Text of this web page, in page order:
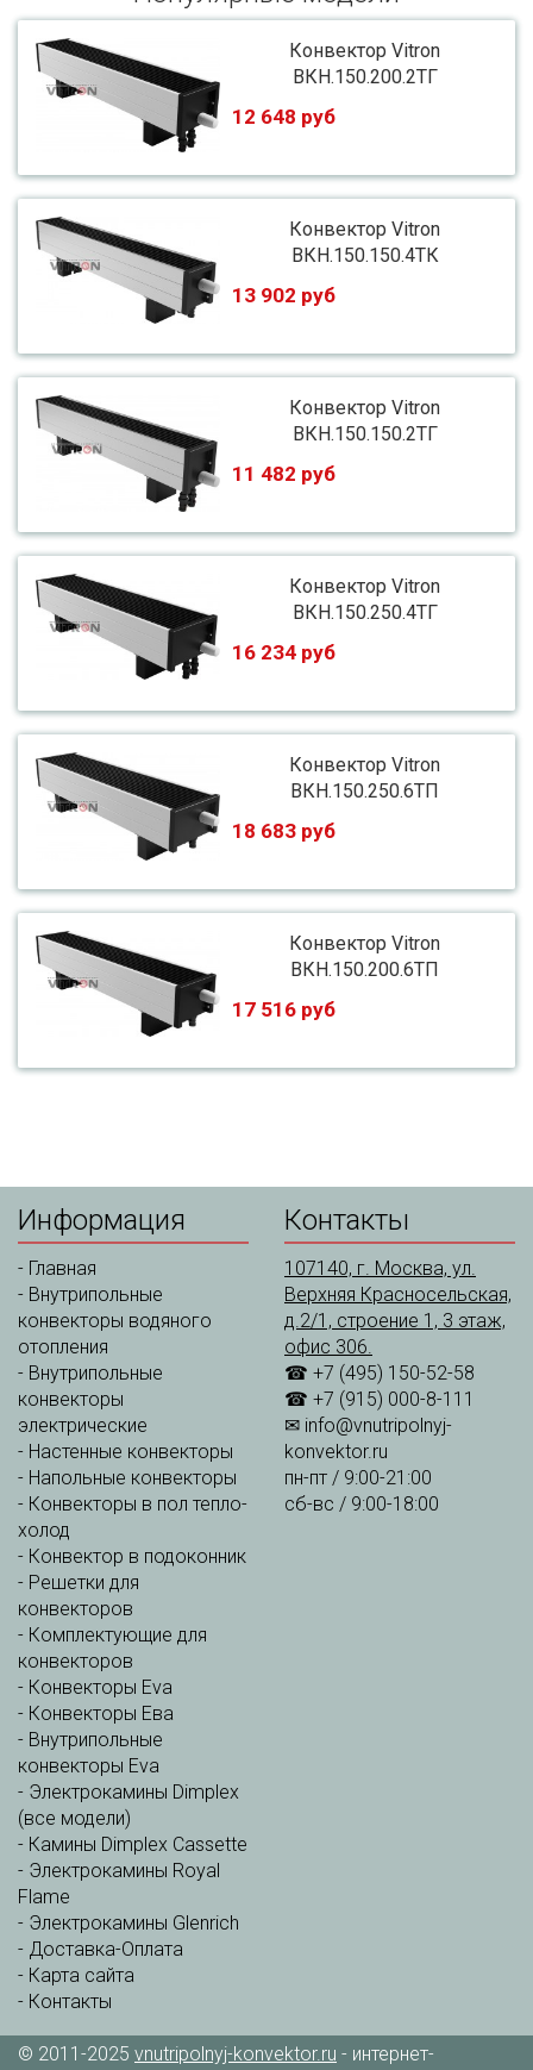
Конвектор Vitron
ВКН.150.200.2ТГ
12 648 руб
Конвектор Vitron
ВКН.150.150.4ТК
13 902 руб
Конвектор Vitron
ВКН.150.150.2ТГ
11 482 руб
Конвектор Vitron
ВКН.150.250.4ТГ
16 234 руб
Конвектор Vitron
ВКН.150.250.6ТП
18 683 руб
Конвектор Vitron
ВКН.150.200.6ТП
17 516 руб
Информация
- Главная
- Внутрипольные
конвекторы водяного
отопления
- Внутрипольные
конвекторы
электрические
- Настенные конвекторы
- Напольные конвекторы
- Конвекторы в пол тепло-
холод
- Конвектор в подоконник
- Решетки для
конвекторов
- Комплектующие для
конвекторов
- Конвекторы Eva
- Конвекторы Ева
- Внутрипольные
конвекторы Eva
- Электрокамины Dimplex
(все модели)
- Камины Dimplex Cassette
- Электрокамины Royal
Flame
- Электрокамины Glenrich
- Доставка-Оплата
- Карта сайта
- Контакты
Контакты
107140, г. Москва, ул.
Верхняя Красносельская,
д.2/1, строение 1, 3 этаж,
офис 306.
☎ +7 (495) 150-52-58
☎ +7 (915) 000-8-111
✉ info@vnutripolnyj-
konvektor.ru
пн-пт / 9:00-21:00
сб-вс / 9:00-18:00
© 2011-2025 vnutripolnyj-konvektor.ru - интернет-